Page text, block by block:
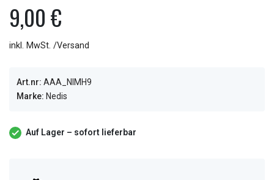
9,00 €
inkl. MwSt. /Versand
Art.nr: AAA_NIMH9
Marke: Nedis
Auf Lager – sofort lieferbar